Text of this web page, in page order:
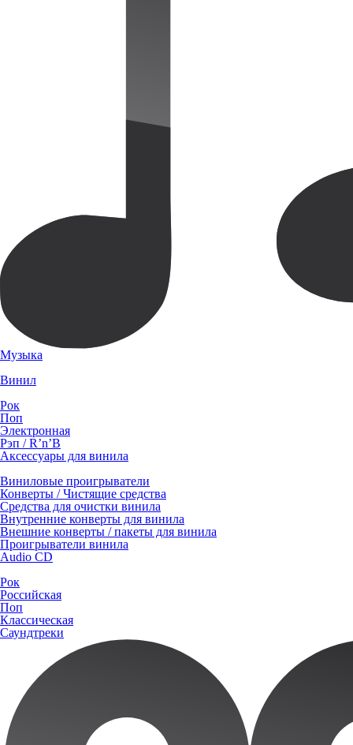
Музыка
Винил
Рок
Поп
Электронная
Рэп / R’n’B
Аксессуары для винила
Виниловые проигрыватели
Конверты / Чистящие средства
Средства для очистки винила
Внутренние конверты для винила
Внешние конверты / пакеты для винила
Проигрыватели винила
Audio CD
Рок
Российская
Поп
Классическая
Саундтреки